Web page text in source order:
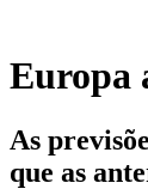
Europa
As
que as